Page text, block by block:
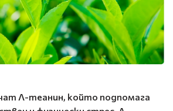
Л-теанин, който подпомага